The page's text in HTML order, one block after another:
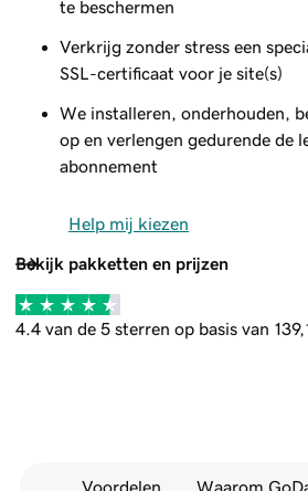
te beschermen
Verkrijg zonder stress een
SSL-certificaat voor je site(s)
We installeren, onderhouden,
op en verlengen gedurende de
abonnement
Help mij kiezen
Bekijk pakketten en prijzen
4.4 van de 5 sterren op basis van
Voordelen Waarom